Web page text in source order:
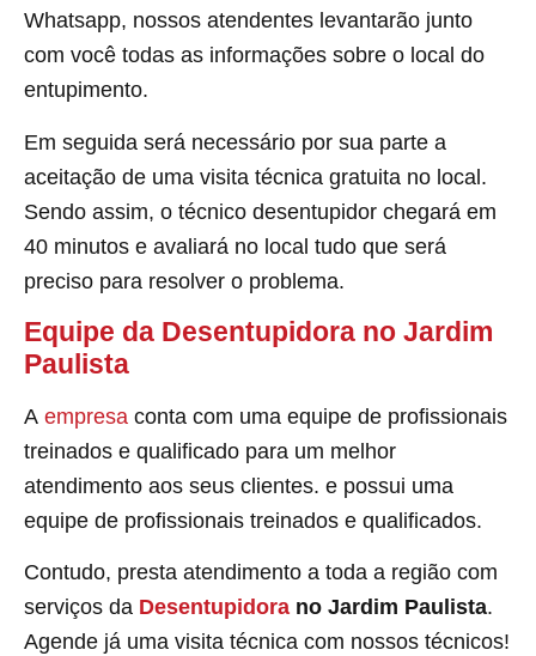
Whatsapp, nossos atendentes levantarão junto
com você todas as informações sobre o local do
entupimento.
Em seguida será necessário por sua parte a
aceitação de uma visita técnica gratuita no local.
Sendo assim, o técnico desentupidor chegará em
40 minutos e avaliará no local tudo que será
preciso para resolver o problema.
Equipe da Desentupidora no Jardim
Paulista
A empresa conta com uma equipe de profissionais
treinados e qualificado para um melhor
atendimento aos seus clientes. e possui uma
equipe de profissionais treinados e qualificados.
Contudo, presta atendimento a toda a região com
serviços da Desentupidora no Jardim Paulista.
Agende já uma visita técnica com nossos técnicos!